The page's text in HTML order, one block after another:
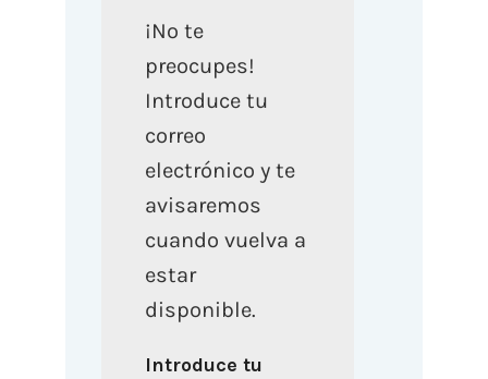
¡No te
preocupes!
Introduce tu
correo
electrónico y te
avisaremos
cuando vuelva a
estar
disponible.
Introduce tu